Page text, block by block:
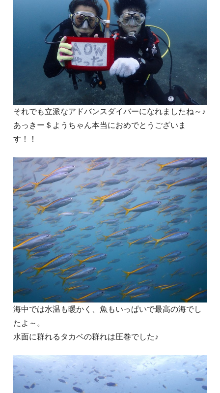
それでも立派なアドバンスダイバーになれましたね～♪
あっきー＄ようちゃん本当におめでとうございま
す！！
海中では水温も暖かく、魚もいっぱいで最高の海でし
たよ～。
水面に群れるタカベの群れは圧巻でした♪